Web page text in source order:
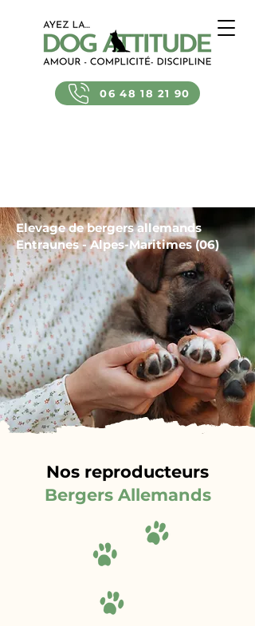
06 48 18 21 90
Elevage de bergers allemands
Entraunes - Alpes-Maritimes (06)
Nos reproducteurs
Bergers Allemands